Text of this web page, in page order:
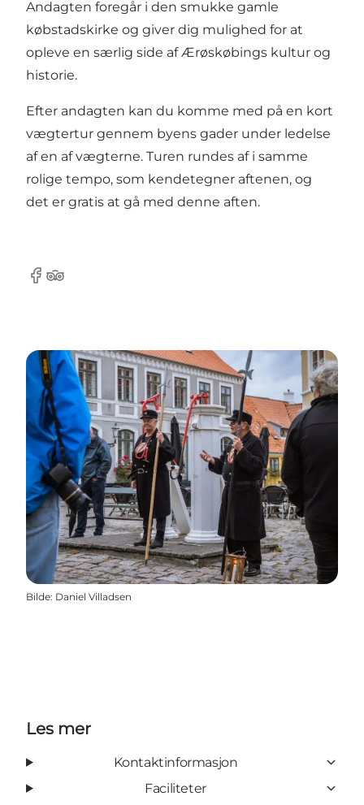
Andagten foregår i den smukke gamle
købstadskirke og giver dig mulighed for at
opleve en særlig side af Ærøskøbings kultur og
historie.
Efter andagten kan du komme med på en kort
vægtertur gennem byens gader under ledelse
af en af vægterne. Turen rundes af i samme
rolige tempo, som kendetegner aftenen, og
det er gratis at gå med denne aften.
Facebook
Tripadvisor
Bilde: Daniel Villadsen
Les mer
Kontaktinformasjon
Faciliteter